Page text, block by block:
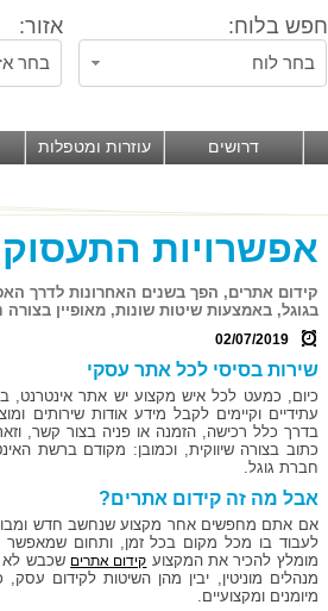
חפש בלוח: אזור:
בחר לוח בחר
דרושים עוזרות ומטפלות
אפשרויות
קידום אתרים, הפך בשנים האחרונות לדרך
בגוגל, באמצעות שיטות שונות, מאופיין
02/07/2019
שירות בסיסי לכל אתר עסקי
כיום, כמעט לכל איש מקצוע יש אתר
עתידיים וקיימים לקבל מידע אודות שירותים
בדרך כלל רכישה, הזמנה או פניה בצור קשר,
כתוב בצורה שיווקית, וכמובן: מקודם ברשת
חברת גוגל.
אבל מה זה קידום אתרים?
אם אתם מחפשים אחר מקצוע שנחשב חדש
לעבוד בו מכל מקום בכל זמן, ותחום שמאפשר
מומלץ להכיר את המקצוע קידום אתרים שכבש לא
מנהלים מוניטין, יבין מהן השיטות לקידום
מיומנים ומקצועיים.